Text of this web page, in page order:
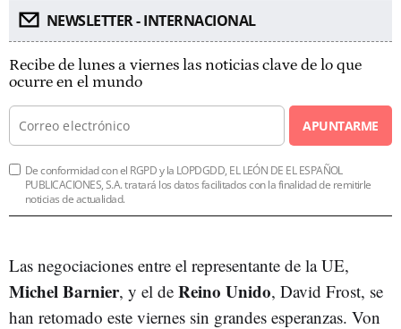
NEWSLETTER - INTERNACIONAL
Recibe de lunes a viernes las noticias clave de lo que
ocurre en el mundo
APUNTARME
De conformidad con el RGPD y la LOPDGDD, EL LEÓN DE EL ESPAÑOL
PUBLICACIONES, S.A. tratará los datos facilitados con la finalidad de remitirle
noticias de actualidad.
Las negociaciones entre el representante de la UE,
Michel Barnier, y el de Reino Unido, David Frost, se
han retomado este viernes sin grandes esperanzas. Von